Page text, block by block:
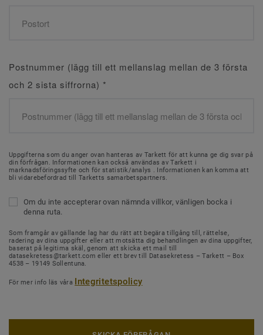
Postnummer (lägg till ett mellanslag mellan de 3 första
och 2 sista siffrorna) *
Uppgifterna som du anger ovan hanteras av Tarkett för att kunna ge dig svar på
din förfrågan. Informationen kan också användas av Tarkett i
marknadsföringssyfte och för statistik/analys . Informationen kan komma att
bli vidarebefordrad till Tarketts samarbetspartners.
Om du inte accepterar ovan nämnda villkor, vänligen bocka i
denna ruta.
Som framgår av gällande lag har du rätt att begära tillgång till, rättelse,
radering av dina uppgifter eller att motsätta dig behandlingen av dina uppgifter,
baserat på legitima skäl, genom att skicka ett mail till
datasekretess@tarkett.com eller ett brev till Datasekretess – Tarkett – Box
4538 – 19149 Sollentuna.
För mer info läs våra Integritetspolicy